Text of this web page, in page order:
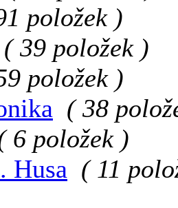
položek )
( 39 položek )
položek )
( 38
6 položek )
Husa ( 11